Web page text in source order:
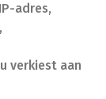
adres,
verkiest aan